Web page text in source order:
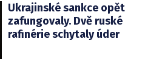
Ukrajinské sankce opět
zafungovaly. Dvě ruské
rafinérie schytaly úder